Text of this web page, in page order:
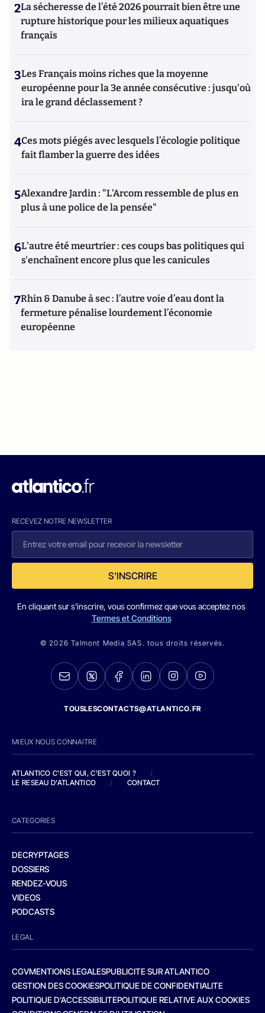
2La sécheresse de l’été 2026 pourrait bien être une
rupture historique pour les milieux aquatiques
français
3Les Français moins riches que la moyenne
européenne pour la 3e année consécutive : jusqu'où
ira le grand déclassement ?
4Ces mots piégés avec lesquels l’écologie politique
fait flamber la guerre des idées
5Alexandre Jardin : "L'Arcom ressemble de plus en
plus à une police de la pensée"
6L'autre été meurtrier : ces coups bas politiques qui
s'enchaînent encore plus que les canicules
7Rhin & Danube à sec : l’autre voie d’eau dont la
fermeture pénalise lourdement l’économie
européenne
RECEVEZ NOTRE NEWSLETTER
S'INSCRIRE
En cliquant sur s'inscrire, vous confirmez que vous acceptez nos
Termes et Conditions
© 2026 Talmont Media SAS. tous droits réservés.
TOUSLESCONTACTS@ATLANTICO.FR
MIEUX NOUS CONNAITRE
ATLANTICO C'EST QUI, C'EST QUOI ?
/
LE RESEAU D'ATLANTICO
/ CONTACT
CATEGORIES
DECRYPTAGES
DOSSIERS
RENDEZ-VOUS
VIDEOS
PODCASTS
LEGAL
CGVMENTIONS LEGALESPUBLICITE SUR ATLANTICO
GESTION DES COOKIESPOLITIQUE DE CONFIDENTIALITE
POLITIQUE D’ACCESSIBILITEPOLITIQUE RELATIVE AUX COOKIES